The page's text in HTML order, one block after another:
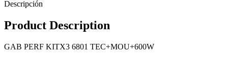
Descripción
Product Description
GAB PERF KITX3 6801 TEC+MOU+600W